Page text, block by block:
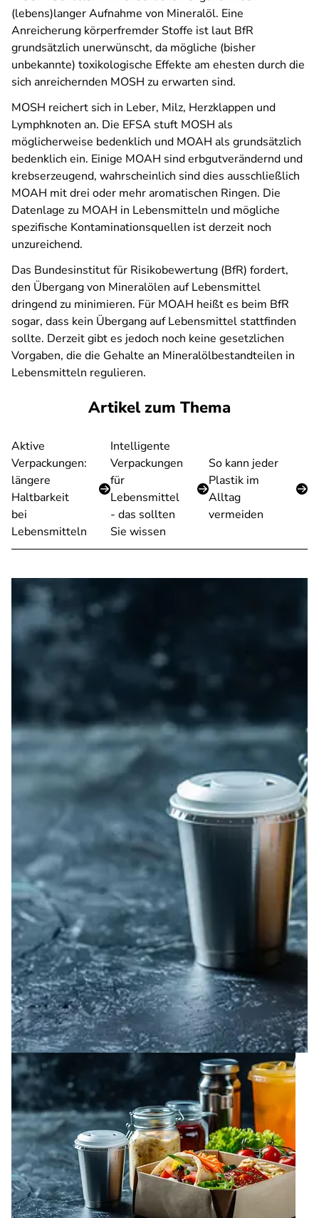
(lebens)langer Aufnahme von Mineralöl. Eine
Anreicherung körperfremder Stoffe ist laut BfR
grundsätzlich unerwünscht, da mögliche (bisher
unbekannte) toxikologische Effekte am ehesten durch die
sich anreichernden MOSH zu erwarten sind.
MOSH reichert sich in Leber, Milz, Herzklappen und
Lymphknoten an. Die EFSA stuft MOSH als
möglicherweise bedenklich und MOAH als grundsätzlich
bedenklich ein. Einige MOAH sind erbgutverändernd und
krebserzeugend, wahrscheinlich sind dies ausschließlich
MOAH mit drei oder mehr aromatischen Ringen. Die
Datenlage zu MOAH in Lebensmitteln und mögliche
spezifische Kontaminationsquellen ist derzeit noch
unzureichend.
Das Bundesinstitut für Risikobewertung (BfR) fordert,
den Übergang von Mineralölen auf Lebensmittel
dringend zu minimieren. Für MOAH heißt es beim BfR
sogar, dass kein Übergang auf Lebensmittel stattfinden
sollte. Derzeit gibt es jedoch noch keine gesetzlichen
Vorgaben, die die Gehalte an Mineralölbestandteilen in
Lebensmitteln regulieren.
Artikel zum Thema
Aktive
Verpackungen:
längere
Haltbarkeit
bei
Lebensmitteln
Intelligente
Verpackungen
für
Lebensmittel
- das sollten
Sie wissen
So kann jeder
Plastik im
Alltag
vermeiden